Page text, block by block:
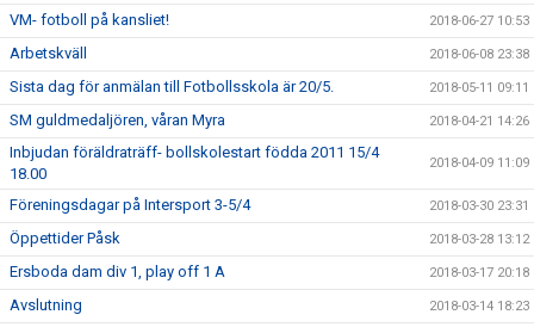
VM- fotboll på kansliet! 2018-06-27 10:53
Arbetskväll 2018-06-08 23:38
Sista dag för anmälan till Fotbollsskola är 20/5. 2018-05-11 09:11
SM guldmedaljören, våran Myra 2018-04-21 14:26
Inbjudan föräldraträff- bollskolestart födda 2011 15/4
18.00
2018-04-09 11:09
Föreningsdagar på Intersport 3-5/4 2018-03-30 23:31
Öppettider Påsk 2018-03-28 13:12
Ersboda dam div 1, play off 1 A 2018-03-17 20:18
Avslutning 2018-03-14 18:23